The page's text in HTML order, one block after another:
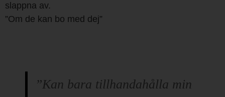
slappna av.
”Om de kan bo med dej”
”Kan bara tillhandahålla min